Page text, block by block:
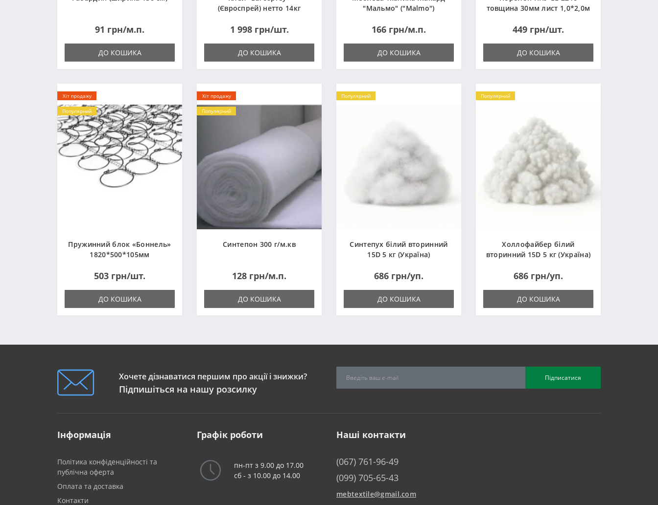
91 грн/м.п.
ДО КОШИКА
(Євроспрей) нетто 14кг
1 998 грн/шт.
ДО КОШИКА
"Мальмо" ("Malmo")
166 грн/м.п.
ДО КОШИКА
товщина 30мм лист 1,0*2,0м
449 грн/шт.
ДО КОШИКА
Хіт продажу
Популярний
Пружинний блок «Боннель»
1820*500*105мм
503 грн/шт.
ДО КОШИКА
Хіт продажу
Популярний
Синтепон 300 г/м.кв
128 грн/м.п.
ДО КОШИКА
Популярний
Синтепух білий вторинний
15D 5 кг (Україна)
686 грн/уп.
ДО КОШИКА
Популярний
Холлофайбер білий
вторинний 15D 5 кг (Україна)
686 грн/уп.
ДО КОШИКА
Хочете дізнаватися першим про акції і знижки?
Підпишіться на нашу розсилку
Підписатися
Інформація
Політика конфіденційності та
публічна оферта
Оплата та доставка
Контакти
Графік роботи
пн-пт з 9.00 до 17.00
сб - з 10.00 до 14.00
Наші контакти
(067) 761-96-49
(099) 705-65-43
mebtextile@gmail.com